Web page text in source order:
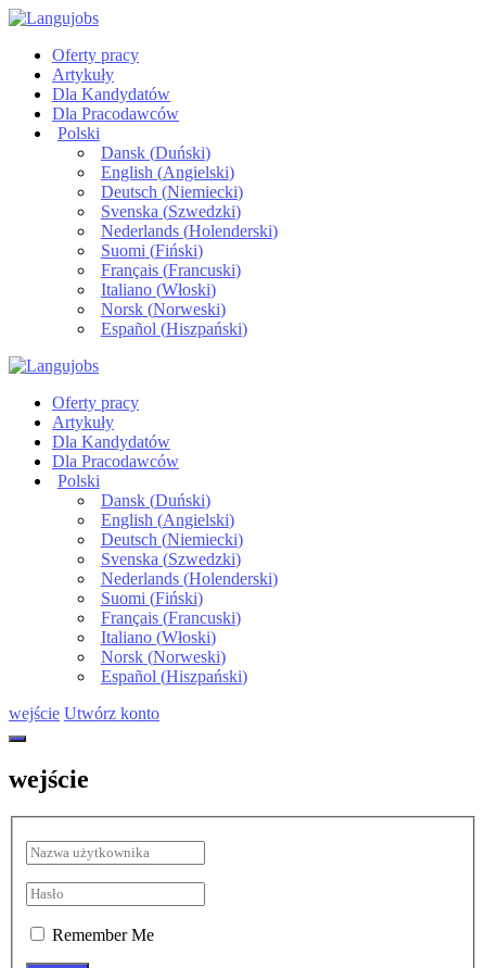
Oferty pracy
Artykuły
Dla Kandydatów
Dla Pracodawców
Polski
Dansk(Duński)
English (Angielski)
Deutsch (Niemiecki)
Svenska (Szwedzki)
Nederlands(Holenderski)
Suomi (Fiński)
Français(Francuski)
Italiano(Włoski)
Norsk(Norweski)
Español (Hiszpański)
Oferty pracy
Artykuły
Dla Kandydatów
Dla Pracodawców
Polski
Dansk(Duński)
English (Angielski)
Deutsch (Niemiecki)
Svenska (Szwedzki)
Nederlands(Holenderski)
Suomi (Fiński)
Français(Francuski)
Italiano(Włoski)
Norsk(Norweski)
Español (Hiszpański)
wejście Utwórz konto
wejście
Remember Me